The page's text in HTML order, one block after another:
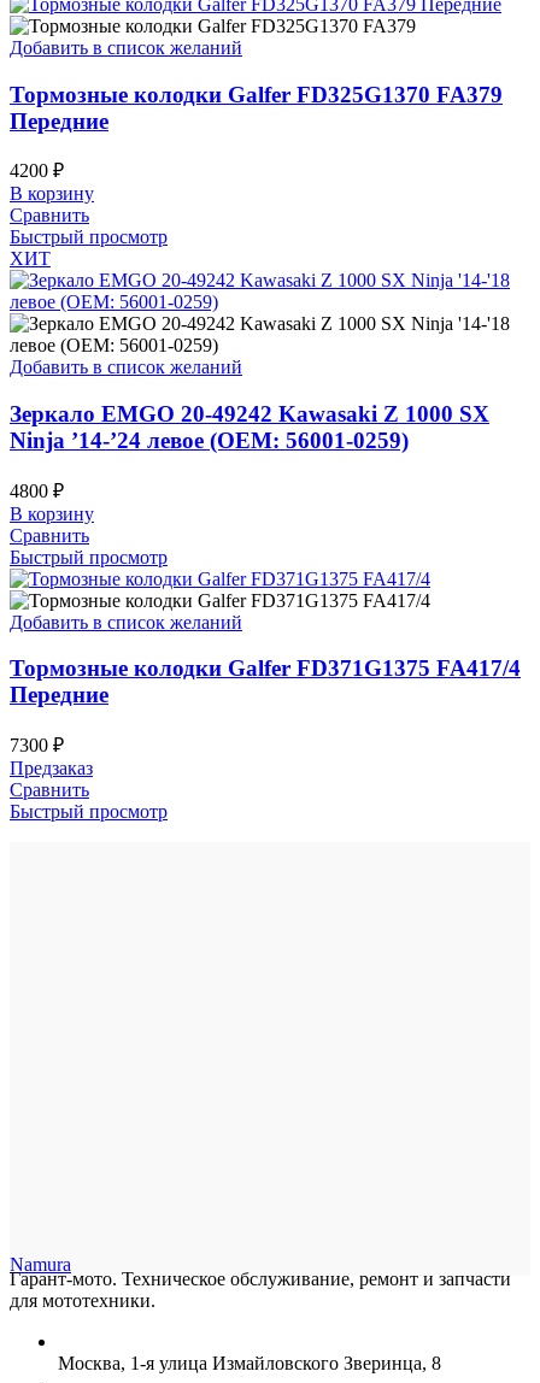
Добавить в список желаний
Тормозные колодки Galfer FD325G1370 FA379
Передние
4200 ₽
В корзину
Сравнить
Быстрый просмотр
ХИТ
Добавить в список желаний
Зеркало EMGO 20-49242 Kawasaki Z 1000 SX
Ninja ’14-’24 левое (OEM: 56001-0259)
4800 ₽
В корзину
Сравнить
Быстрый просмотр
Добавить в список желаний
Тормозные колодки Galfer FD371G1375 FA417/4
Передние
7300 ₽
Предзаказ
Сравнить
Быстрый просмотр
Namura
Гарант-мото. Техническое обслуживание, ремонт и запчасти
для мототехники.
Москва, 1-я улица Измайловского Зверинца, 8